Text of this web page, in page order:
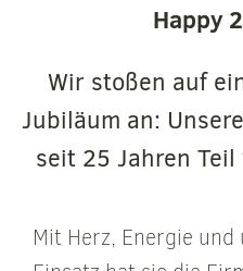
Happy
Wir stoßen auf
Jubiläum an:
seit 25 Jahren Teil
Mit Herz, Energie